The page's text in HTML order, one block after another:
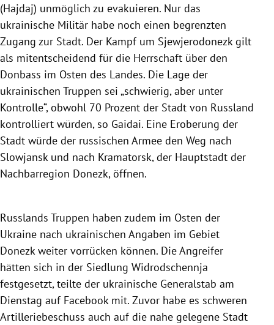
(Hajdaj) unmöglich zu evakuieren. Nur das
ukrainische Militär habe noch einen begrenzten
Zugang zur Stadt. Der Kampf um Sjewjerodonezk gilt
als mitentscheidend für die Herrschaft über den
Donbass im Osten des Landes. Die Lage der
ukrainischen Truppen sei „schwierig, aber unter
Kontrolle“, obwohl 70 Prozent der Stadt von Russland
kontrolliert würden, so Gaidai. Eine Eroberung der
Stadt würde der russischen Armee den Weg nach
Slowjansk und nach Kramatorsk, der Hauptstadt der
Nachbarregion Donezk, öffnen.
Russlands Truppen haben zudem im Osten der
Ukraine nach ukrainischen Angaben im Gebiet
Donezk weiter vorrücken können. Die Angreifer
hätten sich in der Siedlung Widrodschennja
festgesetzt, teilte der ukrainische Generalstab am
Dienstag auf Facebook mit. Zuvor habe es schweren
Artilleriebeschuss auch auf die nahe gelegene Stadt